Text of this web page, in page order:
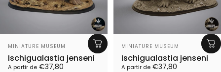
Proveedor:
MINIATURE MUSEUM
Ischigualastia jenseni
A partir de €37,80
Proveedor:
MINIATURE MUSEUM
Ischigualastia jenseni
A partir de €37,80